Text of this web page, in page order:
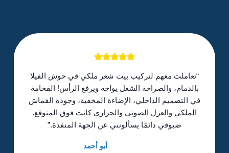
“تعاملت معهم لتركيب بيت شعر ملكي في حوش الفيلا
بالدمام، والصراحة الشغل يواجه ويرفع الرأس! الفخامة
في التصميم الداخلي، الإضاءة المخفية، وجودة القماش
الملكي والعزل الصوتي والحراري كانت فوق المتوقع.
ضيوفي دائمًا يسألونني عن الجهة المنفذة.”
أبو أحمد